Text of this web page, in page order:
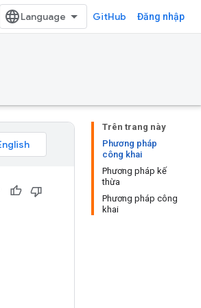
GitHub Đăng nhập
Trên trang này
Phương pháp
công khai
Phương pháp kế
thừa
Phương pháp công
khai